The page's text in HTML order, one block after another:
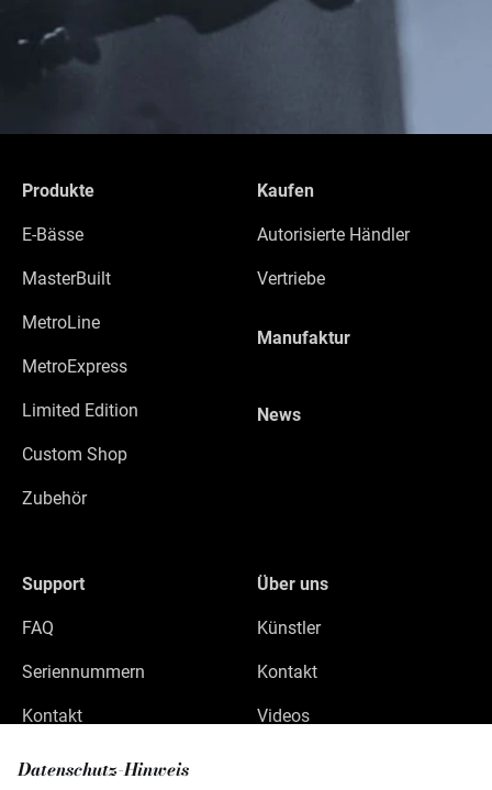
Datenschutz-Hinweis
Produkte
E-Bässe
MasterBuilt
MetroLine
MetroExpress
Limited Edition
Custom Shop
Zubehör
Kaufen
Autorisierte Händler
Vertriebe
Manufaktur
News
Support
FAQ
Seriennummern
Kontakt
Über uns
Künstler
Kontakt
Videos